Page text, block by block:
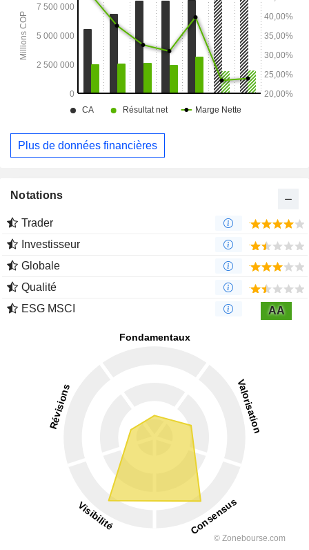
Plus de données financières
Notations
Trader
Investisseur
Globale
Qualité
ESG MSCI
AA